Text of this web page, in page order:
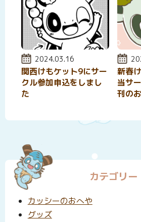
投稿日:
2024.03.16
関西けもケット9にサー
クル参加申込をしまし
た
投
新春
当サ
刊の
カテゴリー
カッシーのおへや
グッズ